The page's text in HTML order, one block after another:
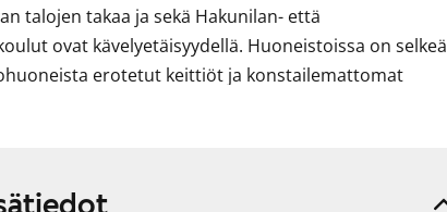
talojen takaa ja sekä Hakunilan- että
ovat kävelyetäisyydellä. Huoneistoissa on selkeä
erotetut keittiöt ja konstailemattomat
lattiamateriaalina on laminaatti ja